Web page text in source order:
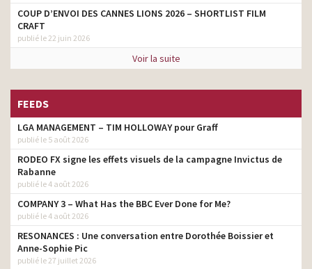
COUP D’ENVOI DES CANNES LIONS 2026 – SHORTLIST FILM
CRAFT
publié le 22 juin 2026
Voir la suite
FEEDS
LGA MANAGEMENT – TIM HOLLOWAY pour Graff
publié le 5 août 2026
RODEO FX signe les effets visuels de la campagne Invictus de
Rabanne
publié le 4 août 2026
COMPANY 3 – What Has the BBC Ever Done for Me?
publié le 4 août 2026
RESONANCES : Une conversation entre Dorothée Boissier et
Anne-Sophie Pic
publié le 27 juillet 2026